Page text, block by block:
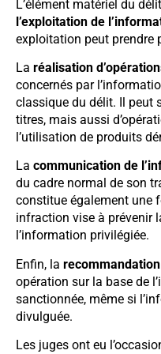
L’élément matériel du
l’exploitation de
exploitation peut prendre
La réalisation
concernés par
classique du délit. Il peut
titres, mais aussi
l’utilisation de produits
La communication de
du cadre normal de son
constitue également une
infraction vise à prévenir
l’information privilégiée.
Enfin, la recommandation
opération sur la base de
sanctionnée, même si
divulguée.
Les juges ont eu